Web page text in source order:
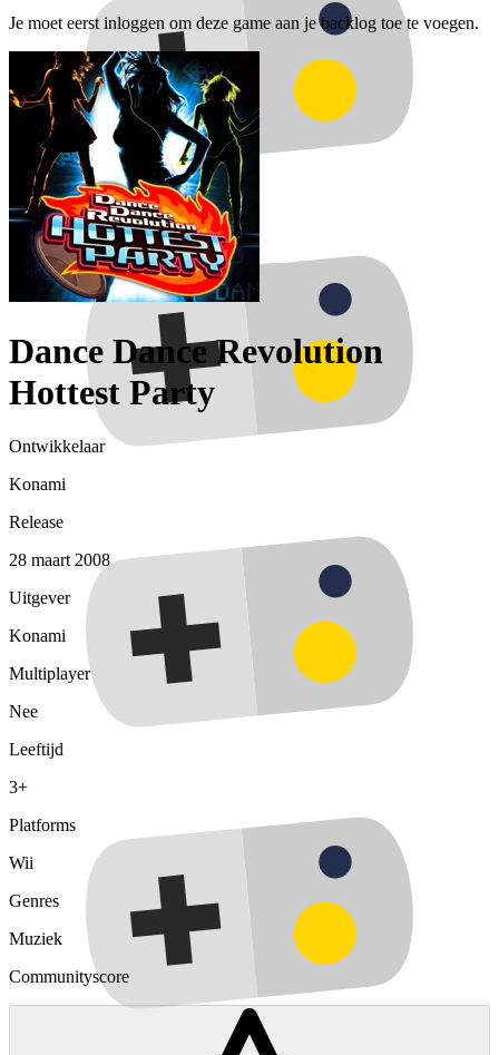
Je moet eerst inloggen om deze game aan je backlog toe te voegen.
Dance Dance Revolution
Hottest Party
Ontwikkelaar
Konami
Release
28 maart 2008
Uitgever
Konami
Multiplayer
Nee
Leeftijd
3+
Platforms
Wii
Genres
Muziek
Communityscore